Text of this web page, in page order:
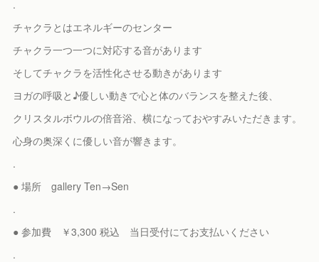
.
チャクラとはエネルギーのセンター
チャクラ一つ一つに対応する音があります
そしてチャクラを活性化させる動きがあります
ヨガの呼吸と♪優しい動きで心と体のバランスを整えた後、
クリスタルボウルの倍音浴、横になっておやすみいただきます。
心身の奥深くに優しい音が響きます。
.
● 場所 gallery Ten→Sen
.
● 参加費 ￥3,300 税込 当日受付にてお支払いください
.